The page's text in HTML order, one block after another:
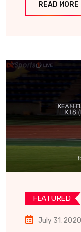
READ MORE
FEATURED
July 31, 2020